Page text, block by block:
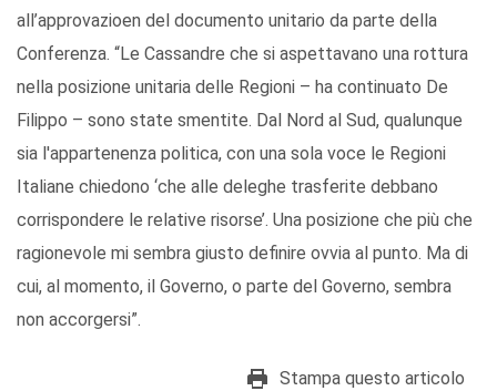
all’approvazioen del documento unitario da parte della
Conferenza. “Le Cassandre che si aspettavano una rottura
nella posizione unitaria delle Regioni – ha continuato De
Filippo – sono state smentite. Dal Nord al Sud, qualunque
sia l'appartenenza politica, con una sola voce le Regioni
Italiane chiedono ‘che alle deleghe trasferite debbano
corrispondere le relative risorse’. Una posizione che più che
ragionevole mi sembra giusto definire ovvia al punto. Ma di
cui, al momento, il Governo, o parte del Governo, sembra
non accorgersi”.
Stampa questo articolo